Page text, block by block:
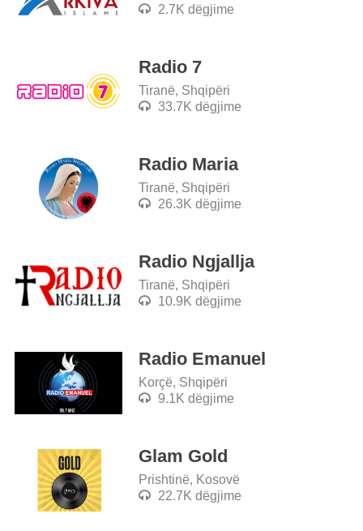
2.7K dëgjime
Radio 7
Tiranë, Shqipëri
33.7K dëgjime
Radio Maria
Tiranë, Shqipëri
26.3K dëgjime
Radio Ngjallja
Tiranë, Shqipëri
10.9K dëgjime
Radio Emanuel
Korçë, Shqipëri
9.1K dëgjime
Glam Gold
Prishtinë, Kosovë
22.7K dëgjime